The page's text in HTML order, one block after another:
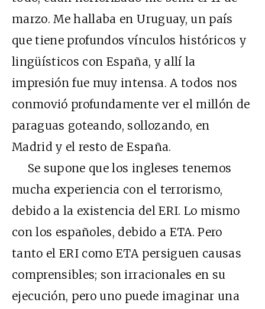
marzo. Me hallaba en Uruguay, un país
que tiene profundos vínculos históricos y
lingüísticos con España, y allí la
impresión fue muy intensa. A todos nos
conmovió profundamente ver el millón de
paraguas goteando, sollozando, en
Madrid y el resto de España.
Se supone que los ingleses tenemos
mucha experiencia con el terrorismo,
debido a la existencia del ERI. Lo mismo
con los españoles, debido a ETA. Pero
tanto el ERI como ETA persiguen causas
comprensibles; son irracionales en su
ejecución, pero uno puede imaginar una